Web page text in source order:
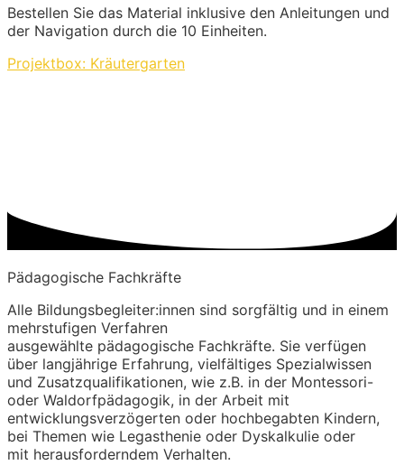
Bestellen Sie das Material inklusive den Anleitungen und
der Navigation durch die 10 Einheiten.
Projektbox: Kräutergarten
Pädagogische Fachkräfte
Alle Bildungsbegleiter:innen sind sorgfältig und in einem
mehrstufigen Verfahren
ausgewählte pädagogische Fachkräfte. Sie verfügen
über langjährige Erfahrung, vielfältiges Spezialwissen
und Zusatzqualifikationen, wie z.B. in der Montessori-
oder Waldorfpädagogik, in der Arbeit mit
entwicklungsverzögerten oder hochbegabten Kindern,
bei Themen wie Legasthenie oder Dyskalkulie oder
mit herausforderndem Verhalten.